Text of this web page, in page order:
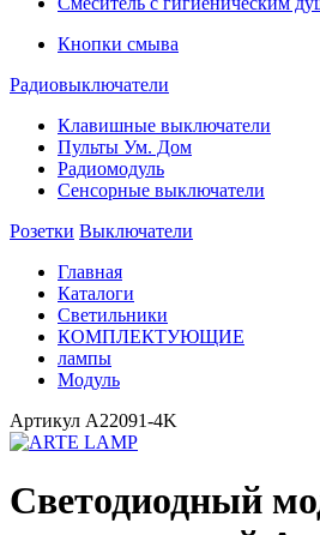
Кнопки смыва
Радиовыключатели
Клавишные выключатели
Пульты Ум. Дом
Радиомодуль
Сенсорные выключатели
Розетки Выключатели
Главная
Каталоги
Светильники
КОМПЛЕКТУЮЩИЕ
лампы
Модуль
Артикул A22091-4K
Светодиодный